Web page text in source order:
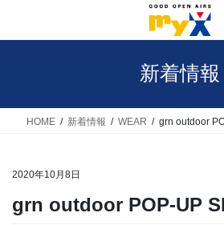
新着情報
HOME 新着情報 WEAR grn outdoor
2020年10月8日
grn outdoor POP-UP